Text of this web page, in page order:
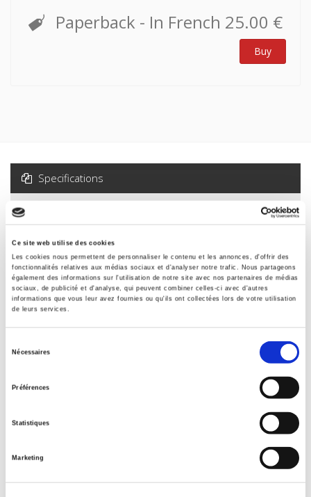
Ce site web utilise des cookies
Les cookies nous permettent de personnaliser le contenu et les annonces, d'offrir des
fonctionnalités relatives aux médias sociaux et d'analyser notre trafic. Nous partageons
également des informations sur l'utilisation de notre site avec nos partenaires de médias
sociaux, de publicité et d'analyse, qui peuvent combiner celles-ci avec d'autres
informations que vous leur avez fournies ou qu'ils ont collectées lors de votre utilisation
de leurs services.
Nécessaires
Préférences
Statistiques
Marketing
Paperback - In French 25.00 €
Buy
Specifications
Contents
Specifications
Publisher
French